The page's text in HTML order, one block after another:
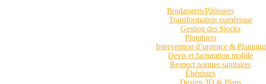
Boulangers/Pâtissiers
Transformation numérique
Gestion des Stocks
Plombiers
Intervention d’urgence & Planning
Devis et facturation mobile
Respect normes sanitaires
Ébénistes
Design 3D & Plans